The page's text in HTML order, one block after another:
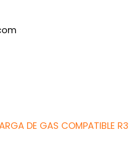
DE GAS COMPATIBLE